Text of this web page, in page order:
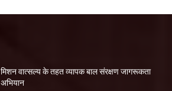
मिशन वात्सल्य के तहत व्यापक बाल संरक्षण जागरूकता
अभियान